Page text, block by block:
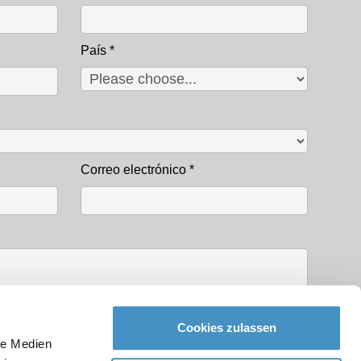
Medien
Cookies zulassen
País *
Correo electrónico *